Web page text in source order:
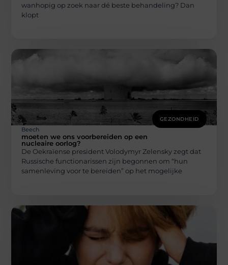
wanhopig op zoek naar dé beste behandeling? Dan
klopt
GEZONDHEID
Beech
moeten we ons voorbereiden op een
nucleaire oorlog?
De Oekraïense president Volodymyr Zelensky zegt dat
Russische functionarissen zijn begonnen om “hun
samenleving voor te bereiden” op het mogelijke